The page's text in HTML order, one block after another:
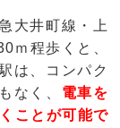
大井町線・上
ｍ程歩くと、
は、コンパク
なく、 電車を
ことが可能で